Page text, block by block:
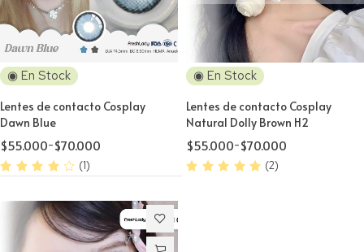
◉ En Stock
Lentes de contacto Cosplay
Dawn Blue
$55.000-$70.000
(1)
◉ En Stock
Lentes de contacto Cosplay
Natural Dolly Brown H2
$55.000-$70.000
(2)